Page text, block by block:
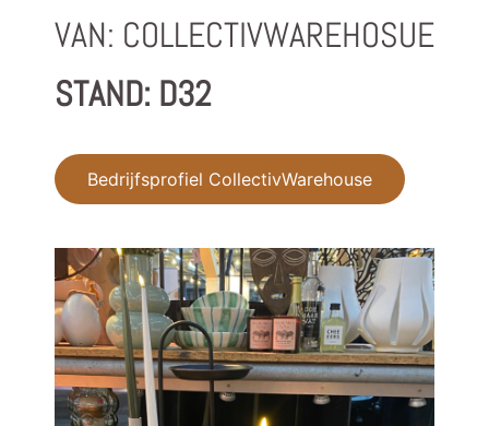
VAN: COLLECTIVWAREHOSUE
STAND: D32
Bedrijfsprofiel CollectivWarehouse